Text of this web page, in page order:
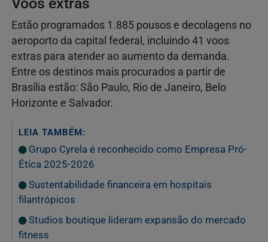
Estão programados 1.885 pousos e decolagens no
aeroporto da capital federal, incluindo 41 voos
extras para atender ao aumento da demanda.
Entre os destinos mais procurados a partir de
Brasília estão: São Paulo, Rio de Janeiro, Belo
Horizonte e Salvador.
LEIA TAMBÉM:
Grupo Cyrela é reconhecido como Empresa Pró-
Ética 2025-2026
Sustentabilidade financeira em hospitais
filantrópicos
Studios boutique lideram expansão do mercado
fitness